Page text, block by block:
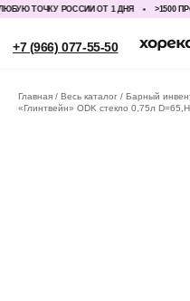
ТОЧКУ РОССИИ ОТ 1 ДНЯ >1500
Главная Весь каталог Барный
«Глинтвейн» ODK стекло 0,75л